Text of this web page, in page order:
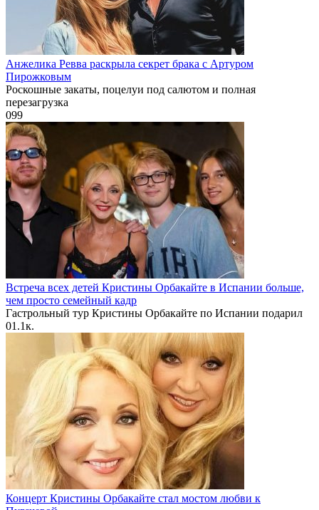
Анжелика Ревва раскрыла секрет брака с Артуром
Пирожковым
Роскошные закаты, поцелуи под салютом и полная
перезагрузка
099
Встреча всех детей Кристины Орбакайте в Испании больше,
чем просто семейный кадр
Гастрольный тур Кристины Орбакайте по Испании подарил
01.1к.
Концерт Кристины Орбакайте стал мостом любви к